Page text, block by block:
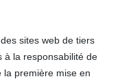
sites web de tiers
à la responsabilité de
la première mise en